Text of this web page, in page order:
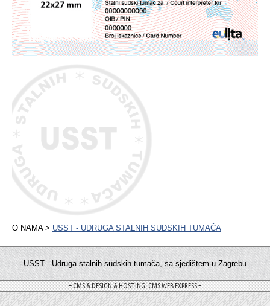
O NAMA > USST - UDRUGA STALNIH SUDSKIH TUMAČA
USST - Udruga stalnih sudskih tumača, sa sjedištem u Zagrebu
= CMS & DESIGN & HOSTING: CMS WEB EXPRESS =